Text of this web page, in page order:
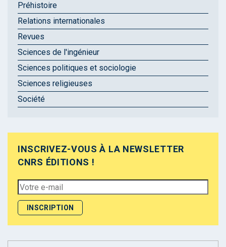
Préhistoire
Relations internationales
Revues
Sciences de l'ingénieur
Sciences politiques et sociologie
Sciences religieuses
Société
INSCRIVEZ-VOUS À LA NEWSLETTER
CNRS ÉDITIONS !